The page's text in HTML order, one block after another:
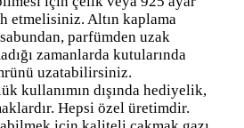
etmelisiniz. Altın kaplama
parfümden uzak
zamanlarda kutularında
uzatabilirsiniz.
kullanımın dışında hediyelik,
Hepsi özel üretimdir.